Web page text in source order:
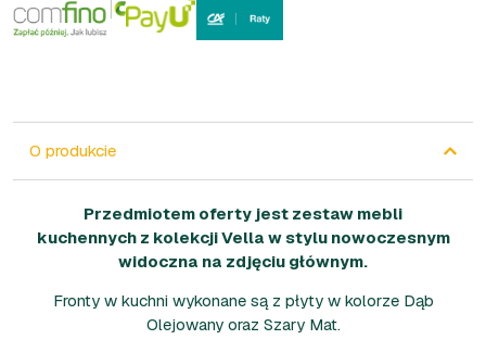
O produkcie
Przedmiotem oferty jest zestaw mebli
kuchennych z kolekcji Vella w stylu nowoczesnym
widoczna na zdjęciu głównym.
Fronty w kuchni wykonane są z płyty w kolorze Dąb
Olejowany oraz Szary Mat.